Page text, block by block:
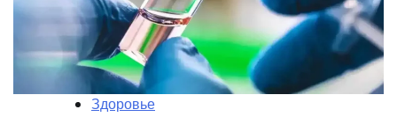
Здоровье